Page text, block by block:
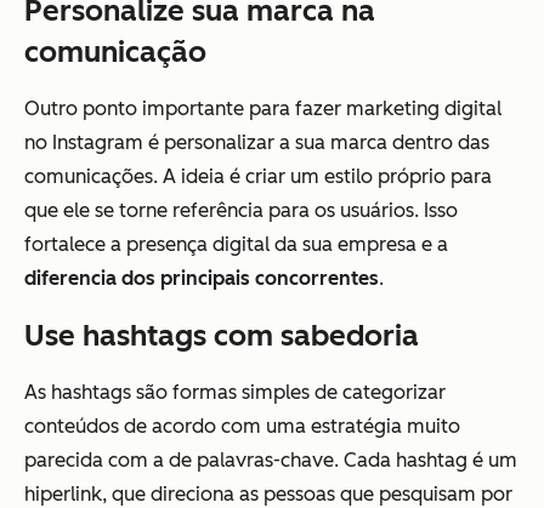
Personalize sua marca na
comunicação
Outro ponto importante para fazer marketing digital
no Instagram é personalizar a sua marca dentro das
comunicações. A ideia é criar um estilo próprio para
que ele se torne referência para os usuários. Isso
fortalece a presença digital da sua empresa e a
diferencia dos principais concorrentes.
Use hashtags com sabedoria
As hashtags são formas simples de categorizar
conteúdos de acordo com uma estratégia muito
parecida com a de palavras-chave. Cada hashtag é um
hiperlink, que direciona as pessoas que pesquisam por